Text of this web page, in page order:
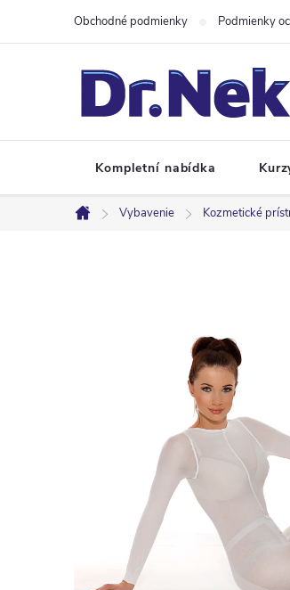
Obchodné podmienky Podmienky
Kompletní nabídka
Domov
Vybavenie Kozmetické